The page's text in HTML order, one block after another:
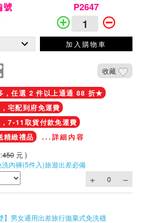
號 P2647
加入購物車
收藏
，任選 2 件以上通通 88 折★
宅配到府免運費
7-11取貨付款免運費
精緻禮品
...詳細內容
450 元 )
洗內褲(5件入)旅遊出差必備
】男女通用出差旅行拋棄式免洗襪